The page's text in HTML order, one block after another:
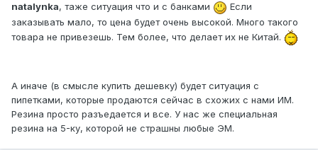
natalynka, таже ситуация что и с банками
Если
заказывать мало, то цена будет очень высокой. Много такого
товара не привезешь. Тем более, что делает их не Китай.
А иначе (в смысле купить дешевку) будет ситуация с
пипетками, которые продаются сейчас в схожих с нами ИМ.
Резина просто разъедается и все. У нас же специальная
резина на 5-ку, которой не страшны любые ЭМ.